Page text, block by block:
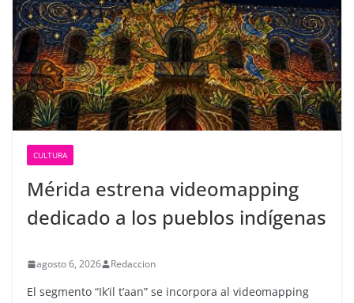
CULTURA
Mérida estrena videomapping
dedicado a los pueblos indígenas
agosto 6, 2026 Redaccion
El segmento “Ik’il t’aan” se incorpora al videomapping